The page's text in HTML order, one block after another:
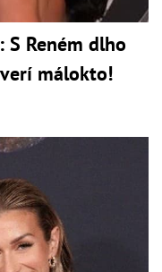
S Reném dlho
málokto!